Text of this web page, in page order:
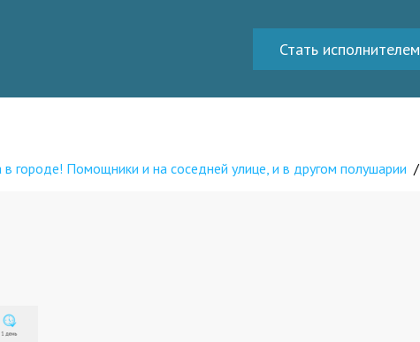
Стать исполнителем
городе! Помощники и на соседней улице, и в другом полушарии /